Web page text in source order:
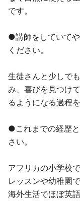
です。
●講師をしていて
ください。
生徒さんと少しで
み、喜びを見つけ
るようになる過程
●これまでの経歴
さい。
アフリカの小学校
レッスンや幼稚園
海外生活でほぼ英